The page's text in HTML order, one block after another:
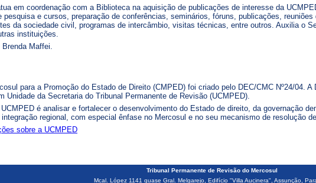
em coordenação com a Biblioteca na aquisição de publicações de interesse da
pesquisa e cursos, preparação de conferências, seminários, fóruns, publicações,
da sociedade civil, programas de intercâmbio, visitas técnicas, entre outros. Auxilia o
instituições.
Brenda Maffei.
para a Promoção do Estado de Direito (CMPED) foi criado pelo DEC/CMC Nº24/04.
Unidade da Secretaria do Tribunal Permanente de Revisão (UCMPED).
é analisar e fortalecer o desenvolvimento do Estado de direito, da governação
regional, com especial ênfase no Mercosul e no seu mecanismo de resolução
sobre a UCMPED
Tribunal Permanente de Revisão do Mercosul
Mcal. López 1141 quase Gral. Melgarejo, Edifício "Villa Aucinera", Assunção,